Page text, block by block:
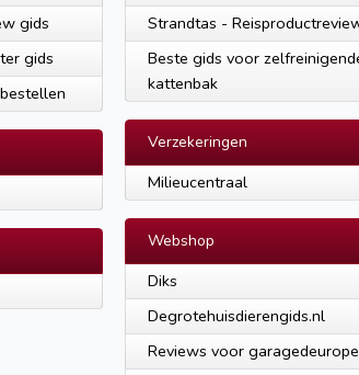
gids
gids
Strandtas -
Beste gids voor
kattenbak
Verzekeringen
Milieucentraal
Webshop
Diks
Degrotehuisdierengids.nl
Reviews voor